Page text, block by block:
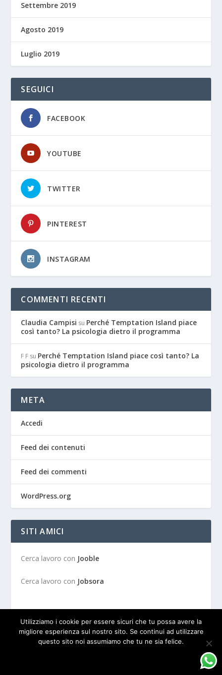
Settembre 2019
Agosto 2019
Luglio 2019
SEGUICI
FACEBOOK
YOUTUBE
TWITTER
PINTEREST
INSTAGRAM
COMMENTI RECENTI
Claudia Campisi su Perché Temptation Island piace
così tanto? La psicologia dietro il programma
F F su Perché Temptation Island piace così tanto? La
psicologia dietro il programma
META
Accedi
Feed dei contenuti
Feed dei commenti
WordPress.org
SITI AMICI
Cerca lavoro con Jooble
Cerca lavoro con Jobsora
WordPress
Utilizziamo i cookie per essere sicuri che tu possa avere la
migliore esperienza sul nostro sito. Se continui ad utilizzare
questo sito noi assumiamo che tu ne sia felice.